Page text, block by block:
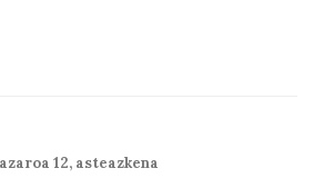
12, asteazkena